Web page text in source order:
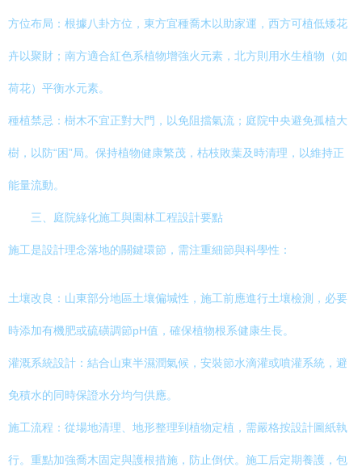
方位布局：根據八卦方位，東方宜種喬木以助家運，西方可植低矮花
卉以聚財；南方適合紅色系植物增強火元素，北方則用水生植物（如
荷花）平衡水元素。
種植禁忌：樹木不宜正對大門，以免阻擋氣流；庭院中央避免孤植大
樹，以防“困”局。保持植物健康繁茂，枯枝敗葉及時清理，以維持正
能量流動。
三、庭院綠化施工與園林工程設計要點
施工是設計理念落地的關鍵環節，需注重細節與科學性：
土壤改良：山東部分地區土壤偏堿性，施工前應進行土壤檢測，必要
時添加有機肥或硫磺調節pH值，確保植物根系健康生長。
灌溉系統設計：結合山東半濕潤氣候，安裝節水滴灌或噴灌系統，避
免積水的同時保證水分均勻供應。
施工流程：從場地清理、地形整理到植物定植，需嚴格按設計圖紙執
行。重點加強喬木固定與護根措施，防止倒伏。施工后定期養護，包